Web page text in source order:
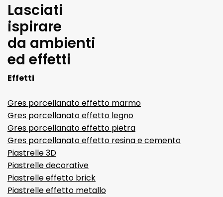
Lasciati
ispirare
da ambienti
ed effetti
Effetti
Gres porcellanato effetto marmo
Gres porcellanato effetto legno
Gres porcellanato effetto pietra
Gres porcellanato effetto resina e cemento
Piastrelle 3D
Piastrelle decorative
Piastrelle effetto brick
Piastrelle effetto metallo